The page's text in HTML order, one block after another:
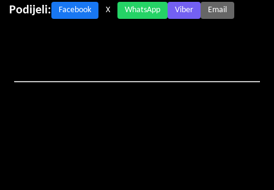
Podijeli: Facebook X WhatsApp Viber Email